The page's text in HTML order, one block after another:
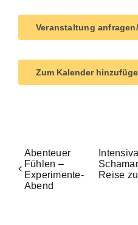
Veranstaltung
Zum Kalender
Abenteuer
Fühlen –
Experimente-
Abend
Reise